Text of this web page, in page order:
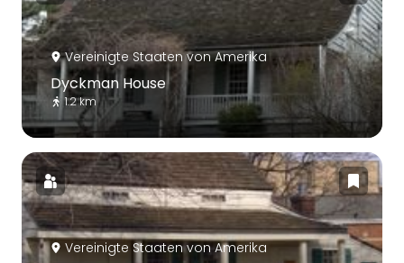
Vereinigte Staaten von Amerika
Dyckman House
1.2 km
Vereinigte Staaten von Amerika